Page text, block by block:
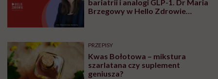
bariatrii i analogi GLP-1. Dr Maria
Brzegowy w Hello Zdrowie
PRZEPISY
Kwas Bołotowa – mikstura
szarlatana czy suplement
geniusza?